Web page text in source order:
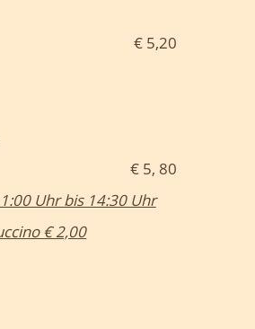
€ 5,20
€ 5, 80
Uhr bis 14:30 Uhr
€ 2,00